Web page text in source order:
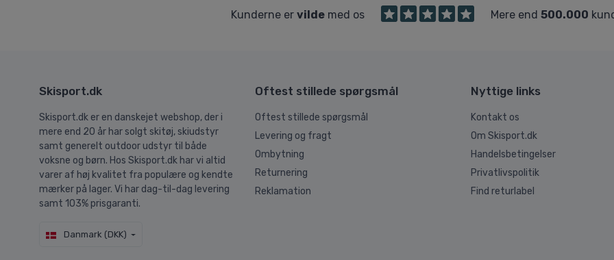
Kunderne er vildemed os Mere end 500.000
Skisport.dk
Skisport.dk er en danskejet webshop, der i
mere end 20 år har solgt skitøj, skiudstyr
samt generelt outdoor udstyr til både
voksne og børn. Hos Skisport.dk har vi altid
varer af høj kvalitet fra populære og kendte
mærker på lager. Vi har dag-til-dag levering
samt 103% prisgaranti.
Danmark (DKK)
Oftest stillede spørgsmål
Oftest stillede spørgsmål
Levering og fragt
Ombytning
Returnering
Reklamation
Nyttige links
Kontakt os
Om Skisport.dk
Handelsbetingelser
Privatlivspolitik
Find returlabel